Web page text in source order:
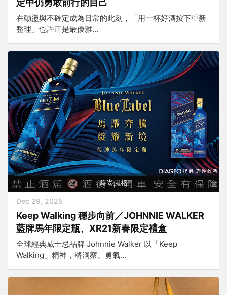
定中仍勇敢前行的自己
在動盪與不確定成為日常的此刻，「用一杯好酒按下重新
整理」也許正是最優雅...
時尚風格
Dec 29, 2025
Keep Walking 穩步向前／JOHNNIE WALKER
藍牌馬年限定瓶、XR21新春限定禮盒
全球經典威士忌品牌 Johnnie Walker 以「Keep
Walking」精神，將洞察、勇氣...